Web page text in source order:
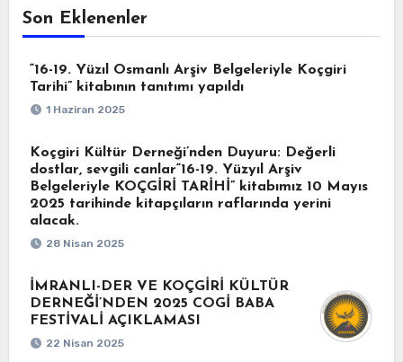
Son Eklenenler
“16-19. Yüzıl Osmanlı Arşiv Belgeleriyle Koçgiri
Tarihi” kitabının tanıtımı yapıldı
1 Haziran 2025
Koçgiri Kültür Derneği’nden Duyuru: Değerli
dostlar, sevgili canlar“16-19. Yüzyıl Arşiv
Belgeleriyle KOÇGİRİ TARİHİ” kitabımız 10 Mayıs
2025 tarihinde kitapçıların raflarında yerini
alacak.
28 Nisan 2025
İMRANLI-DER VE KOÇGİRİ KÜLTÜR
DERNEĞİ’NDEN 2025 COGİ BABA
FESTİVALİ AÇIKLAMASI
22 Nisan 2025